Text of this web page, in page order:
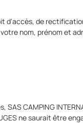
d'accès, de
nom, prénom et
CAMPING
ne saurait